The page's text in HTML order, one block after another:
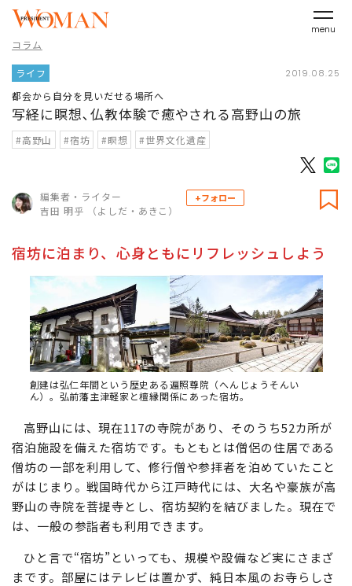
menu
コラム
ライフ 2019.08.25
都会から自分を見いだせる場所へ
写経に瞑想､仏教体験で癒やされる高野山の旅
#高野山 #宿坊 #瞑想 #世界文化遺産
編集者・ライター
吉田 明乎 （よしだ・あきこ）
+フォロー
宿坊に泊まり、心身ともにリフレッシュしよう
創建は弘仁年間という歴史ある遍照尊院（へんじょうそんい
ん）。弘前藩主津軽家と檀縁関係にあった宿坊。
高野山には、現在117の寺院があり、そのうち52カ所が
宿泊施設を備えた宿坊です。もともとは僧侶の住居である
僧坊の一部を利用して、修行僧や参拝者を泊めていたこと
がはじまり。戦国時代から江戸時代には、大名や豪族が高
野山の寺院を菩提寺とし、宿坊契約を結びました。現在で
は、一般の参詣者も利用できます。
ひと言で“宿坊”といっても、規模や設備など実にさまざ
まです。部屋にはテレビは置かず、純日本風のお寺らしさ